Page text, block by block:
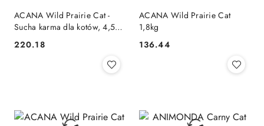
ACANA Wild Prairie Cat -
Sucha karma dla kotów, 4,5
Cena:
220.18
ACANA Wild Prairie Cat
1,8kg
Cena:
136.44